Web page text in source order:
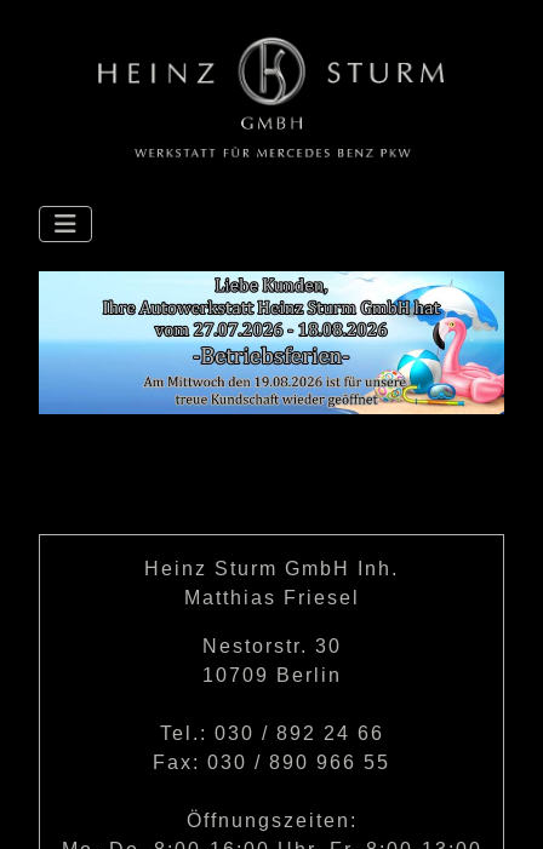
Heinz Sturm GmbH Inh.
Matthias Friesel
Nestorstr. 30
10709 Berlin
Tel.: 030 / 892 24 66
Fax: 030 / 890 966 55
Öffnungszeiten: